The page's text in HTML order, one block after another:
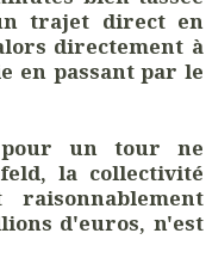
trajet direct en
directement à
en passant par le
pour un tour ne
la collectivité
d'euros, n'est